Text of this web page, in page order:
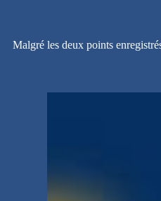
Malgré les deux points